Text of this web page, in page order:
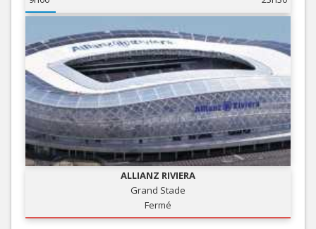
ALLIANZ RIVIERA
Grand Stade
Fermé